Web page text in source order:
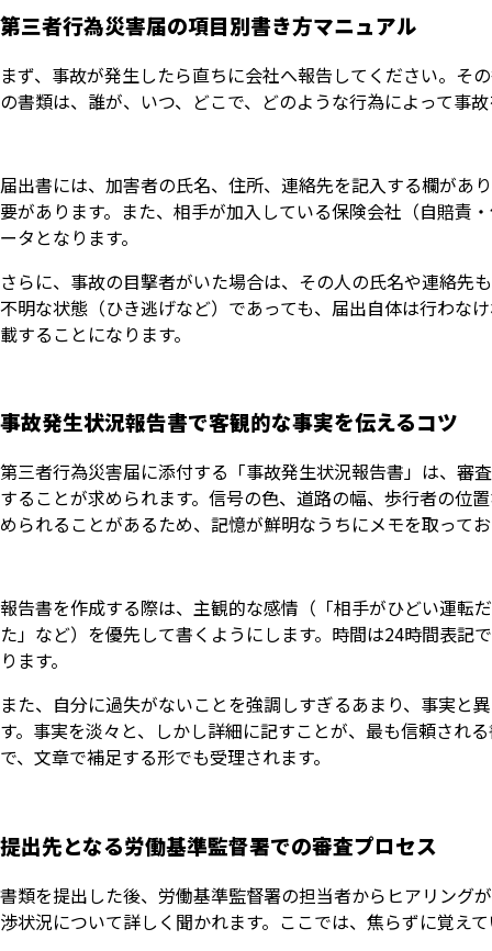
第三者行為災害届の項目別書き方マニュアル
まず、事故が発生したら直ちに会社へ報告してください。そ
の書類は、誰が、いつ、どこで、どのような行為によって事
届出書には、加害者の氏名、住所、連絡先を記入する欄があ
要があります。また、相手が加入している保険会社（自賠責
ータとなります。
さらに、事故の目撃者がいた場合は、その人の氏名や連絡先
不明な状態（ひき逃げなど）であっても、届出自体は行わな
載することになります。
事故発生状況報告書で客観的な事実を伝えるコツ
第三者行為災害届に添付する「事故発生状況報告書」は、審
することが求められます。信号の色、道路の幅、歩行者の位
められることがあるため、記憶が鮮明なうちにメモを取って
報告書を作成する際は、主観的な感情（「相手がひどい運転
た」など）を優先して書くようにします。時間は24時間表
ります。
また、自分に過失がないことを強調しすぎるあまり、事実と
す。事実を淡々と、しかし詳細に記すことが、最も信頼され
で、文章で補足する形でも受理されます。
提出先となる労働基準監督署での審査プロセス
書類を提出した後、労働基準監督署の担当者からヒアリング
渉状況について詳しく聞かれます。ここでは、焦らずに覚え